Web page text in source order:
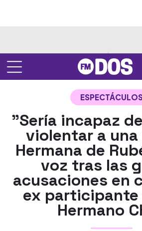
"Sería incapaz
violentar a
Hermana de
voz tras las
acusaciones en
ex participante
Hermano